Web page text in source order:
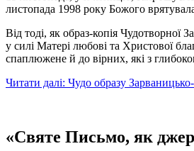
листопада 1998 року Божого
Від тоді, як образ-копія Чудотворної
у силі Матері любові та Христової
спаплюжене й до вірних, які з
Читати далі: Чудо образу
«Святе Письмо, як